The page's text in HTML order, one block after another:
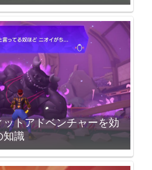
トアドベンチャーを効
知識